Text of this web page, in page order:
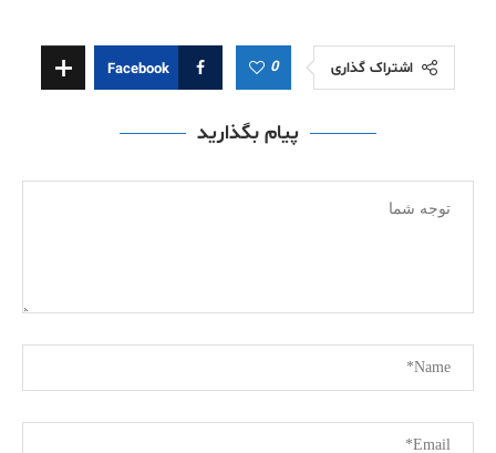
اشتراک گذاری 0
Facebook
پیام بگذارید